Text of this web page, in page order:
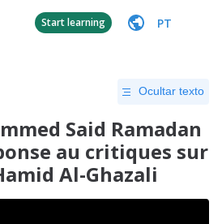
Start learning PT
Ocultar texto
Said Ramadan
au critiques sur
Al-Ghazali